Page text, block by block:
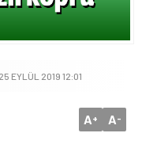
EYLÜL 2019 12:01
A+ A-